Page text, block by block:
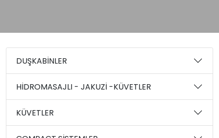
DUŞKABİNLER
HİDROMASAJLI - JAKUZİ -KÜVETLER
KÜVETLER